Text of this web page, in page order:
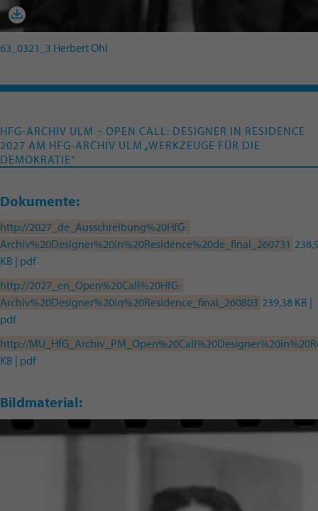
63_0321_3 Herbert Ohl
HFG-ARCHIV ULM – OPEN CALL: DESIGNER IN RESIDENCE
2027 AM HFG-ARCHIV ULM „WERKZEUGE FÜR DIE
DEMOKRATIE“
Dokumente:
http://2027_de_Ausschreibung%20HfG-
Archiv%20Designer%20in%20Residence%20de_final_260731
KB | pdf
http://2027_en_Open%20Call%20HfG-
Archiv%20Designer%20in%20Residence_final_260803 239,38 KB |
pdf
http://
KB | pdf
Bildmaterial: